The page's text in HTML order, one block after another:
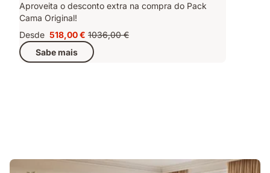
Aproveita o desconto extra na compra do Pack
Cama Original!
Desde Preço
518,00 €
518,00 € Preço
original
1036,00 €
1036,00 €
Sabe mais